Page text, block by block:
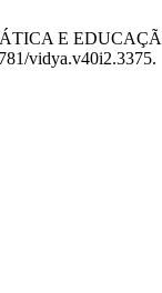
E
vidya.v40i2.3375.